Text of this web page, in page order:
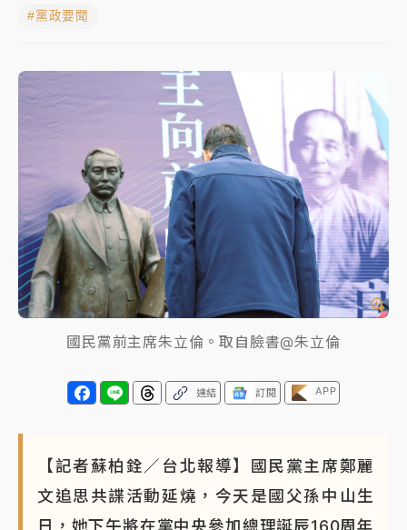
暑假過三周才推「E宿新北打卡趣」！抽獎程序複雜 觀
旅局回應了
中信慈善基金會想增加董事人數！辜仲諒向法院聲請遭
駁 理由曝光
故宮《龍藏經》特展第2檔！今線上預約開賣一度塞車
周六起展出延長至晚上7時
台東農業處長涉圖利渡假村！東檢抗告成功 今重開羈
押庭
父親節泡湯了！中颱白海豚雨彈轟3天 「紅到發紫」降
雨熱區曝
#黨政要聞
國民黨前主席朱立倫。取自臉書@朱立倫
連結 訂閱 APP
【記者蘇柏銓／台北報導】國民黨主席鄭麗
文追思共諜活動延燒，今天是國父孫中山生
日，她下午將在黨中央參加總理誕辰160周年